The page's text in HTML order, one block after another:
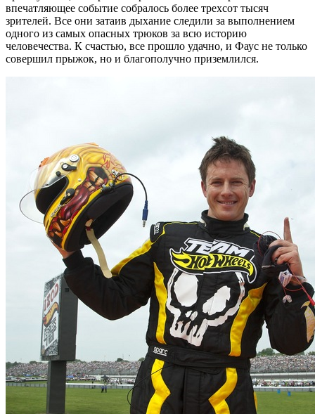
впечатляющее событие собралось более трехсот тысяч
зрителей. Все они затаив дыхание следили за выполнением
одного из самых опасных трюков за всю историю
человечества. К счастью, все прошло удачно, и Фаус не только
совершил прыжок, но и благополучно приземлился.